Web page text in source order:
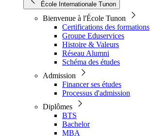
École Internationale Tunon
Bienvenue à l'École Tunon
Certifications des formations
Groupe Eduservices
Histoire & Valeurs
Réseau Alumni
Schéma des études
Admission
Financer ses études
Processus d'admission
Diplômes
BTS
Bachelor
MBA